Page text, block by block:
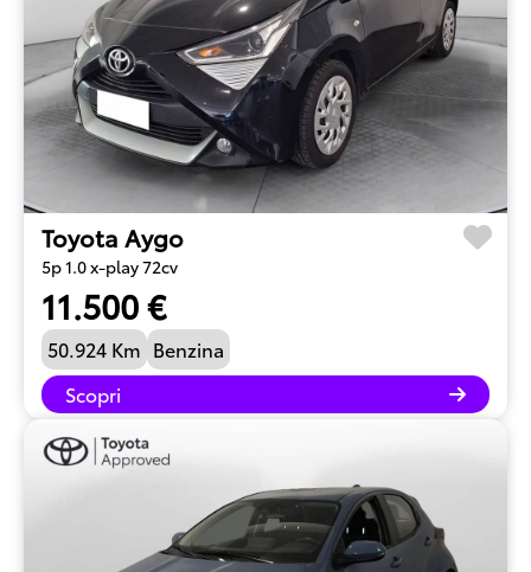
Toyota Aygo
5p 1.0 x-play 72cv
11.500 €
50.924 Km Benzina
Scopri